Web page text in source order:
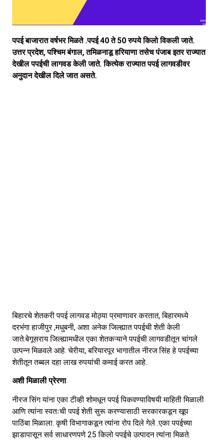
पपई बाजारात वर्षभर मिळते .पपई 40 ते 50 रुपये किलो विकली जाते.
उत्तर प्रदेश, पश्चिम बंगाल, तमिळनाडू हरियाणा तसेच पंजाब इतर राज्यात
देखील पपईची लागवड केली जाते. कित्येक राज्यात पपई लागवडीवर
अनुदान देखील दिले जात असते.
बिहारचे शेतकरी पपई लागवड मोठ्या प्रमाणावर करतात, बिहारमध्ये
दरभंगा हाजीपुर ,मधुबनी, अशा अनेक जिल्ह्यात पपईची शेती केली
जाते.बेगूसराय जिल्ह्यामधील एका शेतकऱ्याने पपईची लागवडीतून चांगले
उत्पन्न मिळवले आहे. चेरीया, बरियारपूर भागातील नीरज सिंह हे पपईच्या
शेतीतून तब्बल दहा लाख रुपयांची कमाई करत आहे.
अशी मिळाली प्रेरणा
नीरज सिंग यांना एका टीव्ही शोमधून पपई पिकवण्याविषयी माहिती मिळाली
आणि त्यांना स्वतःची पपई शेती सुरू करण्यासाठी सरकारकडून खूप
पाठिंबा मिळाला. कृषी विभागाकडून त्यांना रोप दिले गेले .एका पपईच्या
झाडापासून सर्व साधारणपणे 25 किलो पपईचे उत्पादन त्यांना मिळते.